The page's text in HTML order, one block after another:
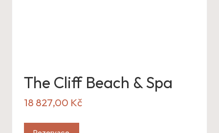
The Cliff Beach & Spa
18 827,00 Kč